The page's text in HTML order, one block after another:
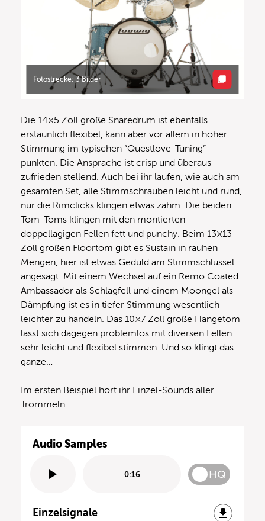
Fotostrecke: 3 Bilder
Die 14×5 Zoll große Snaredrum ist ebenfalls
erstaunlich flexibel, kann aber vor allem in hoher
Stimmung im typischen “Questlove-Tuning”
punkten. Die Ansprache ist crisp und überaus
zufrieden stellend. Auch bei ihr laufen, wie auch am
gesamten Set, alle Stimmschrauben leicht und rund,
nur die Rimclicks klingen etwas zahm. Die beiden
Tom-Toms klingen mit den montierten
doppellagigen Fellen fett und punchy. Beim 13×13
Zoll großen Floortom gibt es Sustain in rauhen
Mengen, hier ist etwas Geduld am Stimmschlüssel
angesagt. Mit einem Wechsel auf ein Remo Coated
Ambassador als Schlagfell und einem Moongel als
Dämpfung ist es in tiefer Stimmung wesentlich
leichter zu händeln. Das 10×7 Zoll große Hängetom
lässt sich dagegen problemlos mit diversen Fellen
sehr leicht und flexibel stimmen. Und so klingt das
ganze…
Im ersten Beispiel hört ihr Einzel-Sounds aller
Trommeln:
Audio Samples
0:16 HQ
Einzelsignale